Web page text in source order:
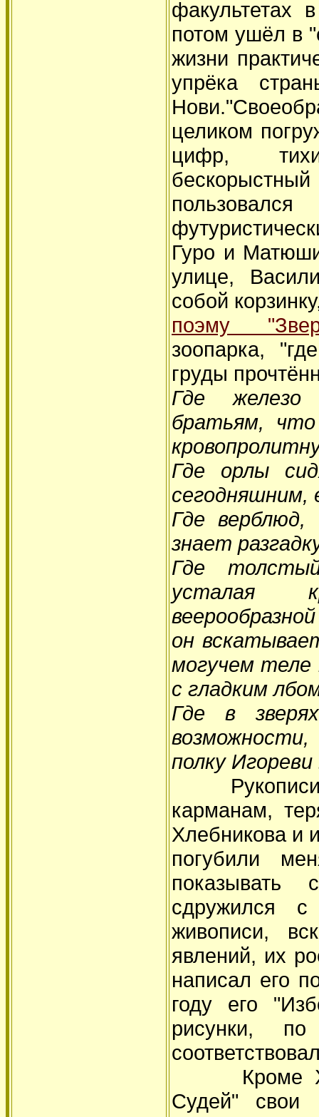
факультетах
потом ушёл в
жизни
упрёка
целиком
цифр,
Гуро и
улице,
собой
поэму
зоопарка,
груды
Где железо
братьям,
Где орлы
сегодняшним,
Где верблюд,
знает
Где
усталая
он
могучем
с гладким
Где в
полку
Рукописи
карманам,
Хлебникова и
погубили
показывать
сдружился
живописи,
явлений, их
написал его
году его
рисунки,
Кроме
Судей" свои